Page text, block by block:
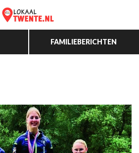
FAMILIEBERICHTEN